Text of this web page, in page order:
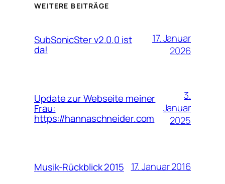
WEITERE BEITRÄGE
SubSonicSter v2.0.0 ist
da!
17. Januar
2026
Update zur Webseite meiner
Frau:
https://hannaschneider.com
3.
Januar
2025
Musik-Rückblick 2015 17. Januar 2016